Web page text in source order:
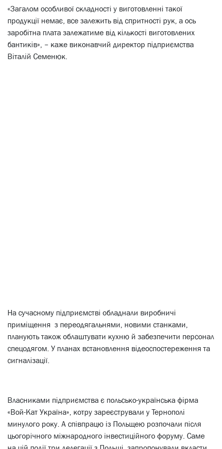
«Загалом особливої складності у виготовленні такої
продукції немає, все залежить від спритності рук, а ось
заробітна плата залежатиме від кількості виготовлених
бантиків», – каже виконавчий директор підприємства
Віталій Семенюк.
На сучасному підприємстві обладнали виробничі
приміщення з переодягальнями, новими станками,
планують також облаштувати кухню й забезпечити персонал
спецодягом. У планах встановлення відеоспостереження та
сигналізації.
Власниками підприємства є польсько-українська фірма
«Вой-Кат Україна», котру зареєстрували у Тернополі
минулого року. А співпрацю із Польщею розпочали після
цьогорічного міжнародного інвестиційного форуму. Саме